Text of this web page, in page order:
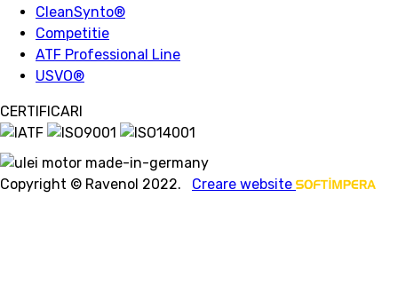
CleanSynto®
Competitie
ATF Professional Line
USVO®
CERTIFICARI
Copyright © Ravenol 2022. Creare website